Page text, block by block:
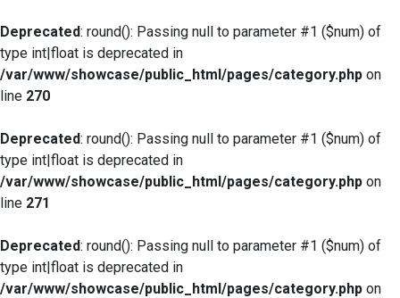
Deprecated: round(): Passing null to parameter #1 ($num) of
type int|float is deprecated in
/var/www/showcase/public_html/pages/category.php on
line 270
Deprecated: round(): Passing null to parameter #1 ($num) of
type int|float is deprecated in
/var/www/showcase/public_html/pages/category.php on
line 271
Deprecated: round(): Passing null to parameter #1 ($num) of
type int|float is deprecated in
/var/www/showcase/public_html/pages/category.php on